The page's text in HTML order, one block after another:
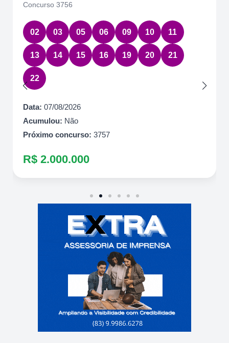
Concurso 3756
02 03 05 06 09 10 11
13 14 15 16 19 20 21
22
Data: 07/08/2026
Acumulou: Não
Próximo concurso: 3757
R$ 2.000.000